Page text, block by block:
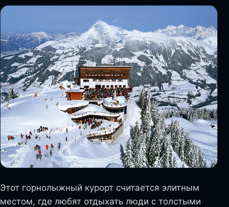
Этот горнолыжный курорт считается элитным
местом, где любят отдыхать люди с толстыми